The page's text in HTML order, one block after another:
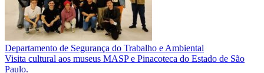
Departamento de Segurança do Trabalho e Ambiental
Visita cultural aos museus MASP e Pinacoteca do Estado de São
Paulo.